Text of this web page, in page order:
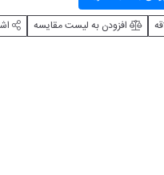
افزودن به لیست مقایسه